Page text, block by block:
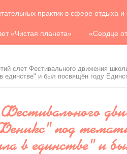
практик в сфере отдыха
«Чистая планета» «Сердце
слет Фестивального движения
единстве" и был посвящён году
под
в единстве" и